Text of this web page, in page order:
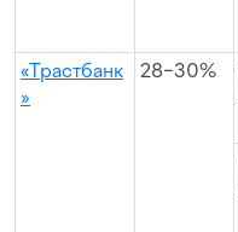
«Трастбанк
»
28−30%